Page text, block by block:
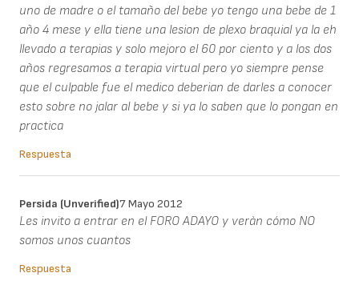
uno de madre o el tamaño del bebe yo tengo una bebe de 1
año 4 mese y ella tiene una lesion de plexo braquial ya la eh
llevado a terapias y solo mejoro el 60 por ciento y a los dos
años regresamos a terapia virtual pero yo siempre pense
que el culpable fue el medico deberian de darles a conocer
esto sobre no jalar al bebe y si ya lo saben que lo pongan en
practica
Respuesta
Persida (unverified)7 Mayo 2012
Les invito a entrar en el FORO ADAYO y veràn cómo NO
somos unos cuantos
Respuesta